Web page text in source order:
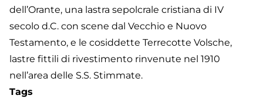
dell’Orante, una lastra sepolcrale cristiana di IV
secolo d.C. con scene dal Vecchio e Nuovo
Testamento, e le cosiddette Terrecotte Volsche,
lastre fittili di rivestimento rinvenute nel 1910
nell’area delle S.S. Stimmate.
Tags